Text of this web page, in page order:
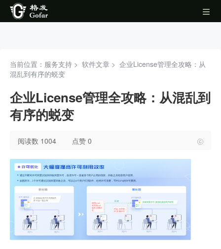
当前位置：服务支持 > 软件文章 > 企业License管理全攻略：从
混乱到有序的蜕变
企业License管理全攻略：从混乱到
有序的蜕变
阅读数 1004 点赞 0